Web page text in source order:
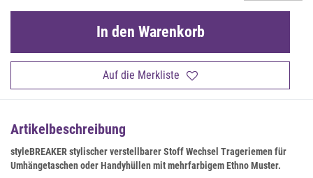
Auf die Merkliste
In den Warenkorb
Artikelbeschreibung
styleBREAKER stylischer verstellbarer Stoff Wechsel Trageriemen für
Umhängetaschen oder Handyhüllen mit mehrfarbigem Ethno Muster.